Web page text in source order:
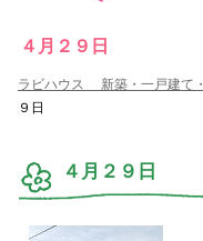
４月２９日
ラビハウス 新築・一戸建て
９日
４月２９日